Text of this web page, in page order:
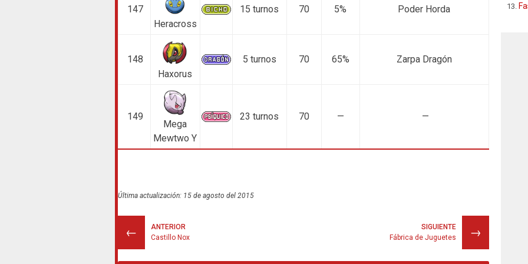
147
Heracross
15 turnos 70 5% Poder Horda
148
Haxorus
5 turnos 70 65% Zarpa Dragón
149
Mega
Mewtwo Y
23 turnos 70 — —
Última actualización: 15 de agosto del 2015
←
ANTERIOR
Castillo Nox
→
SIGUIENTE
Fábrica de Juguetes